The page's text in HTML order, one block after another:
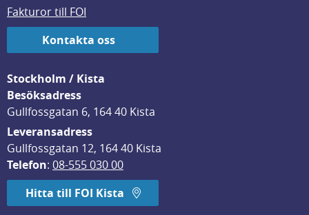
Fakturor till FOI
Kontakta oss
Stockholm / Kista
Besöksadress
Gullfossgatan 6, 164 40 Kista
Leveransadress
Gullfossgatan 12, 164 40 Kista
Telefon: 08-555 030 00
Hitta till FOI Kista